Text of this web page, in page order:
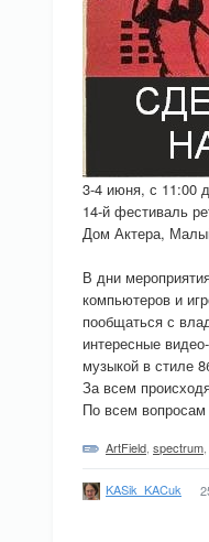
3-4 июня, с 11:00
14-й фестиваль
Дом Актера,
В дни
компьютеров и
пообщаться с
интересные
музыкой в стиле
За всем
По всем
ArtField spectrum
KASik_KACuk